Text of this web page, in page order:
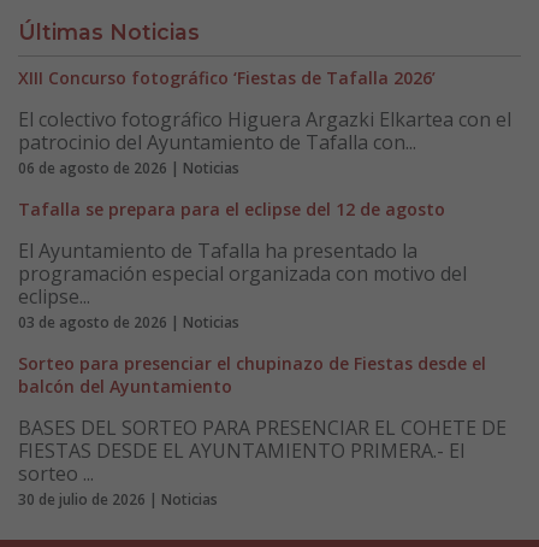
Últimas Noticias
XIII Concurso fotográfico ‘Fiestas de Tafalla 2026’
El colectivo fotográfico Higuera Argazki Elkartea con el
patrocinio del Ayuntamiento de Tafalla con...
06 de agosto de 2026 | Noticias
Tafalla se prepara para el eclipse del 12 de agosto
El Ayuntamiento de Tafalla ha presentado la
programación especial organizada con motivo del
eclipse...
03 de agosto de 2026 | Noticias
Sorteo para presenciar el chupinazo de Fiestas desde el
balcón del Ayuntamiento
BASES DEL SORTEO PARA PRESENCIAR EL COHETE DE
FIESTAS DESDE EL AYUNTAMIENTO PRIMERA.- El
sorteo ...
30 de julio de 2026 | Noticias